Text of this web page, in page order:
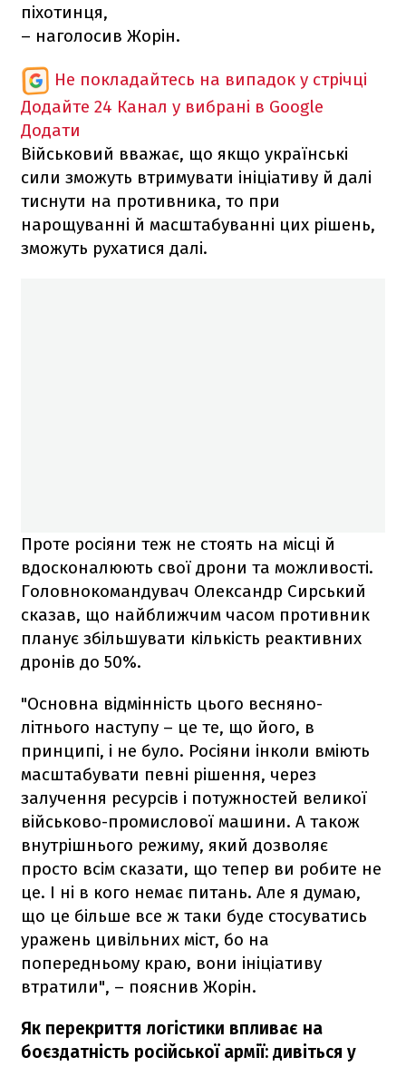
піхотинця,
– наголосив Жорін.
Не покладайтесь на випадок у стрічці
Додайте 24 Канал у вибрані в Google
Додати
Військовий вважає, що якщо українські
сили зможуть втримувати ініціативу й далі
тиснути на противника, то при
нарощуванні й масштабуванні цих рішень,
зможуть рухатися далі.
Проте росіяни теж не стоять на місці й
вдосконалюють свої дрони та можливості.
Головнокомандувач Олександр Сирський
сказав, що найближчим часом противник
планує збільшувати кількість реактивних
дронів до 50%.
"Основна відмінність цього весняно-
літнього наступу – це те, що його, в
принципі, і не було. Росіяни інколи вміють
масштабувати певні рішення, через
залучення ресурсів і потужностей великої
військово-промислової машини. А також
внутрішнього режиму, який дозволяє
просто всім сказати, що тепер ви робите не
це. І ні в кого немає питань. Але я думаю,
що це більше все ж таки буде стосуватись
уражень цивільних міст, бо на
попередньому краю, вони ініціативу
втратили", – пояснив Жорін.
Як перекриття логістики впливає на
боєздатність російської армії: дивіться у